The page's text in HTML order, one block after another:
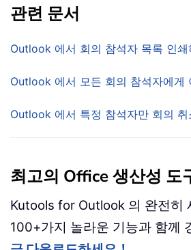
관련 문서
Outlook 에서 회의 참석자 목록 인쇄
Outlook 에서 모든 회의 참석자에게
Outlook 에서 특정 참석자만 회의 취
최고의 Office 생산성 도
Kutools for Outlook 의 완전히
100+가지 놀라운 기능과 함께